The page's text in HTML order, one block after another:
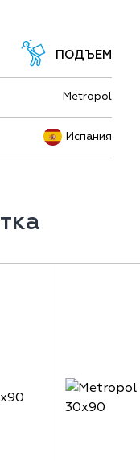
ПОДЪЕМ
Metropol
Испания